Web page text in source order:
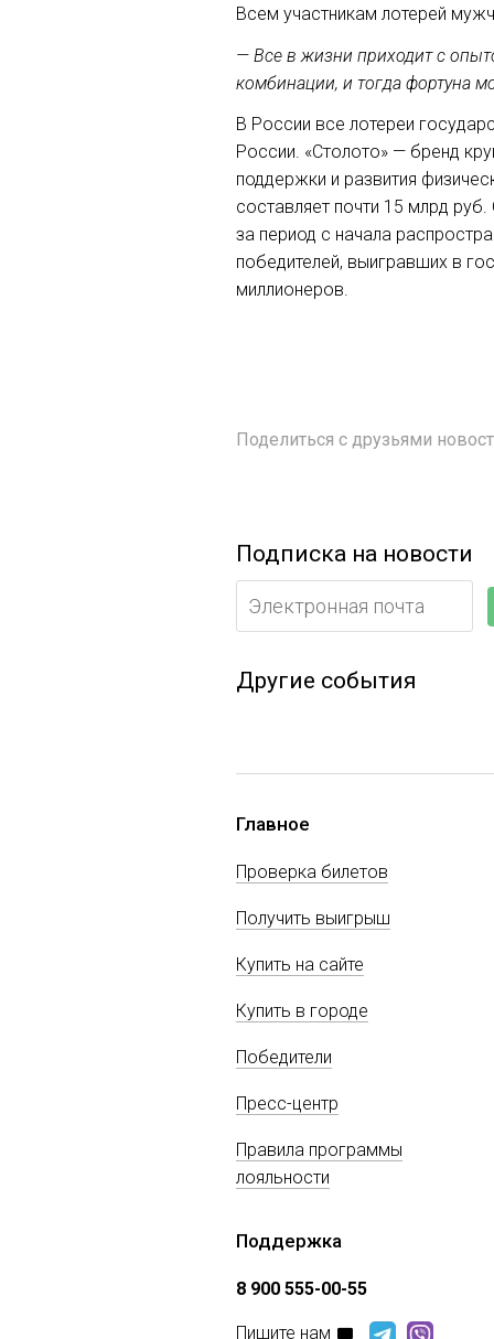
Всем участникам лотерей
— Все в жизни приходит с
комбинации, и тогда фортуна
В России все лотереи
России. «Столото» — бренд
поддержки и развития
составляет почти 15 млрд
за период с начала
победителей, выигравших в
миллионеров.
Поделиться с друзьями
Подписка на новости
Другие события
Главное
Проверка билетов
Получить выигрыш
Купить на сайте
Купить в городе
Победители
Пресс-центр
Правила программы
лояльности
Поддержка
8 900 555-00-55
Пишите нам